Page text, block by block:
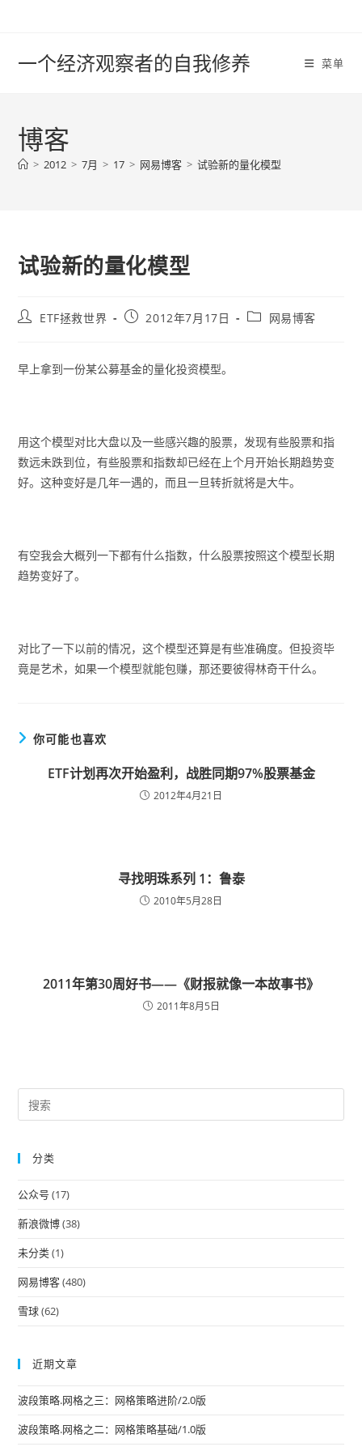
一个经济观察者的自我修养 菜单
博客
> 2012 > 7月 > 17 > 网易博客 > 试验新的量化模型
试验新的量化模型
PostETF拯救世界
Post2012年7月17日
Post网易博客
早上拿到一份某公募基金的量化投资模型。
用这个模型对比大盘以及一些感兴趣的股票，发现有些股票和指
数远未跌到位，有些股票和指数却已经在上个月开始长期趋势变
好。这种变好是几年一遇的，而且一旦转折就将是大牛。
有空我会大概列一下都有什么指数，什么股票按照这个模型长期
趋势变好了。
对比了一下以前的情况，这个模型还算是有些准确度。但投资毕
竟是艺术，如果一个模型就能包赚，那还要彼得林奇干什么。
你可能也喜欢
ETF计划再次开始盈利，战胜同期97%股票基金
2012年4月21日
寻找明珠系列 1：鲁泰
2010年5月28日
2011年第30周好书——《财报就像一本故事书》
2011年8月5日
分类
公众号 (17)
新浪微博(38)
未分类(1)
网易博客(480)
雪球(62)
近期文章
波段策略.网格之三：网格策略进阶/2.0版
波段策略.网格之二：网格策略基础/1.0版